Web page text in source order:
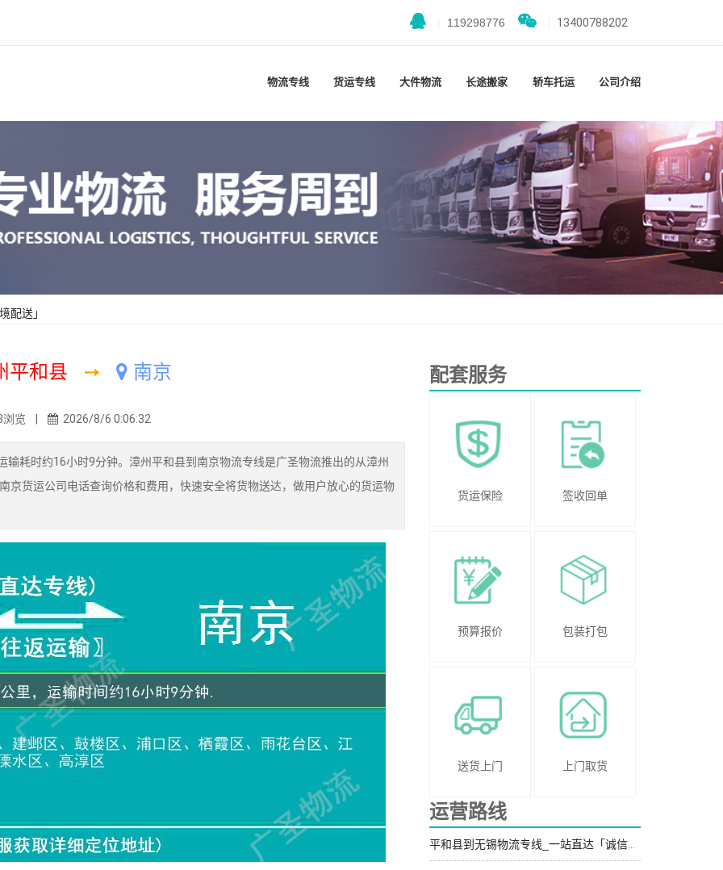
119298776 13400788202
物流专线 货运专线 大件物流 长途搬家 轿车托运 公司介绍
配送」
平和县 ➙ 南京
浏览 | 2026/8/6 0:06:32
时约16小时9分钟。漳州平和县到南京物流专线是广圣物流推出的从漳州
京货运公司电话查询价格和费用，快速安全将货物送达，做用户放心的货运物
配套服务
货运保险 签收回单
预算报价 包装打包
送货上门 上门取货
运营路线
平和县到无锡物流专线_一站直达「诚信经营」